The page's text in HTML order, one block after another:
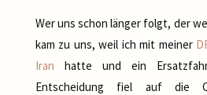
Wer uns schon länger folgt, der
kam zu uns, weil ich mit meiner
Iran hatte und ein
Entscheidung fiel auf die